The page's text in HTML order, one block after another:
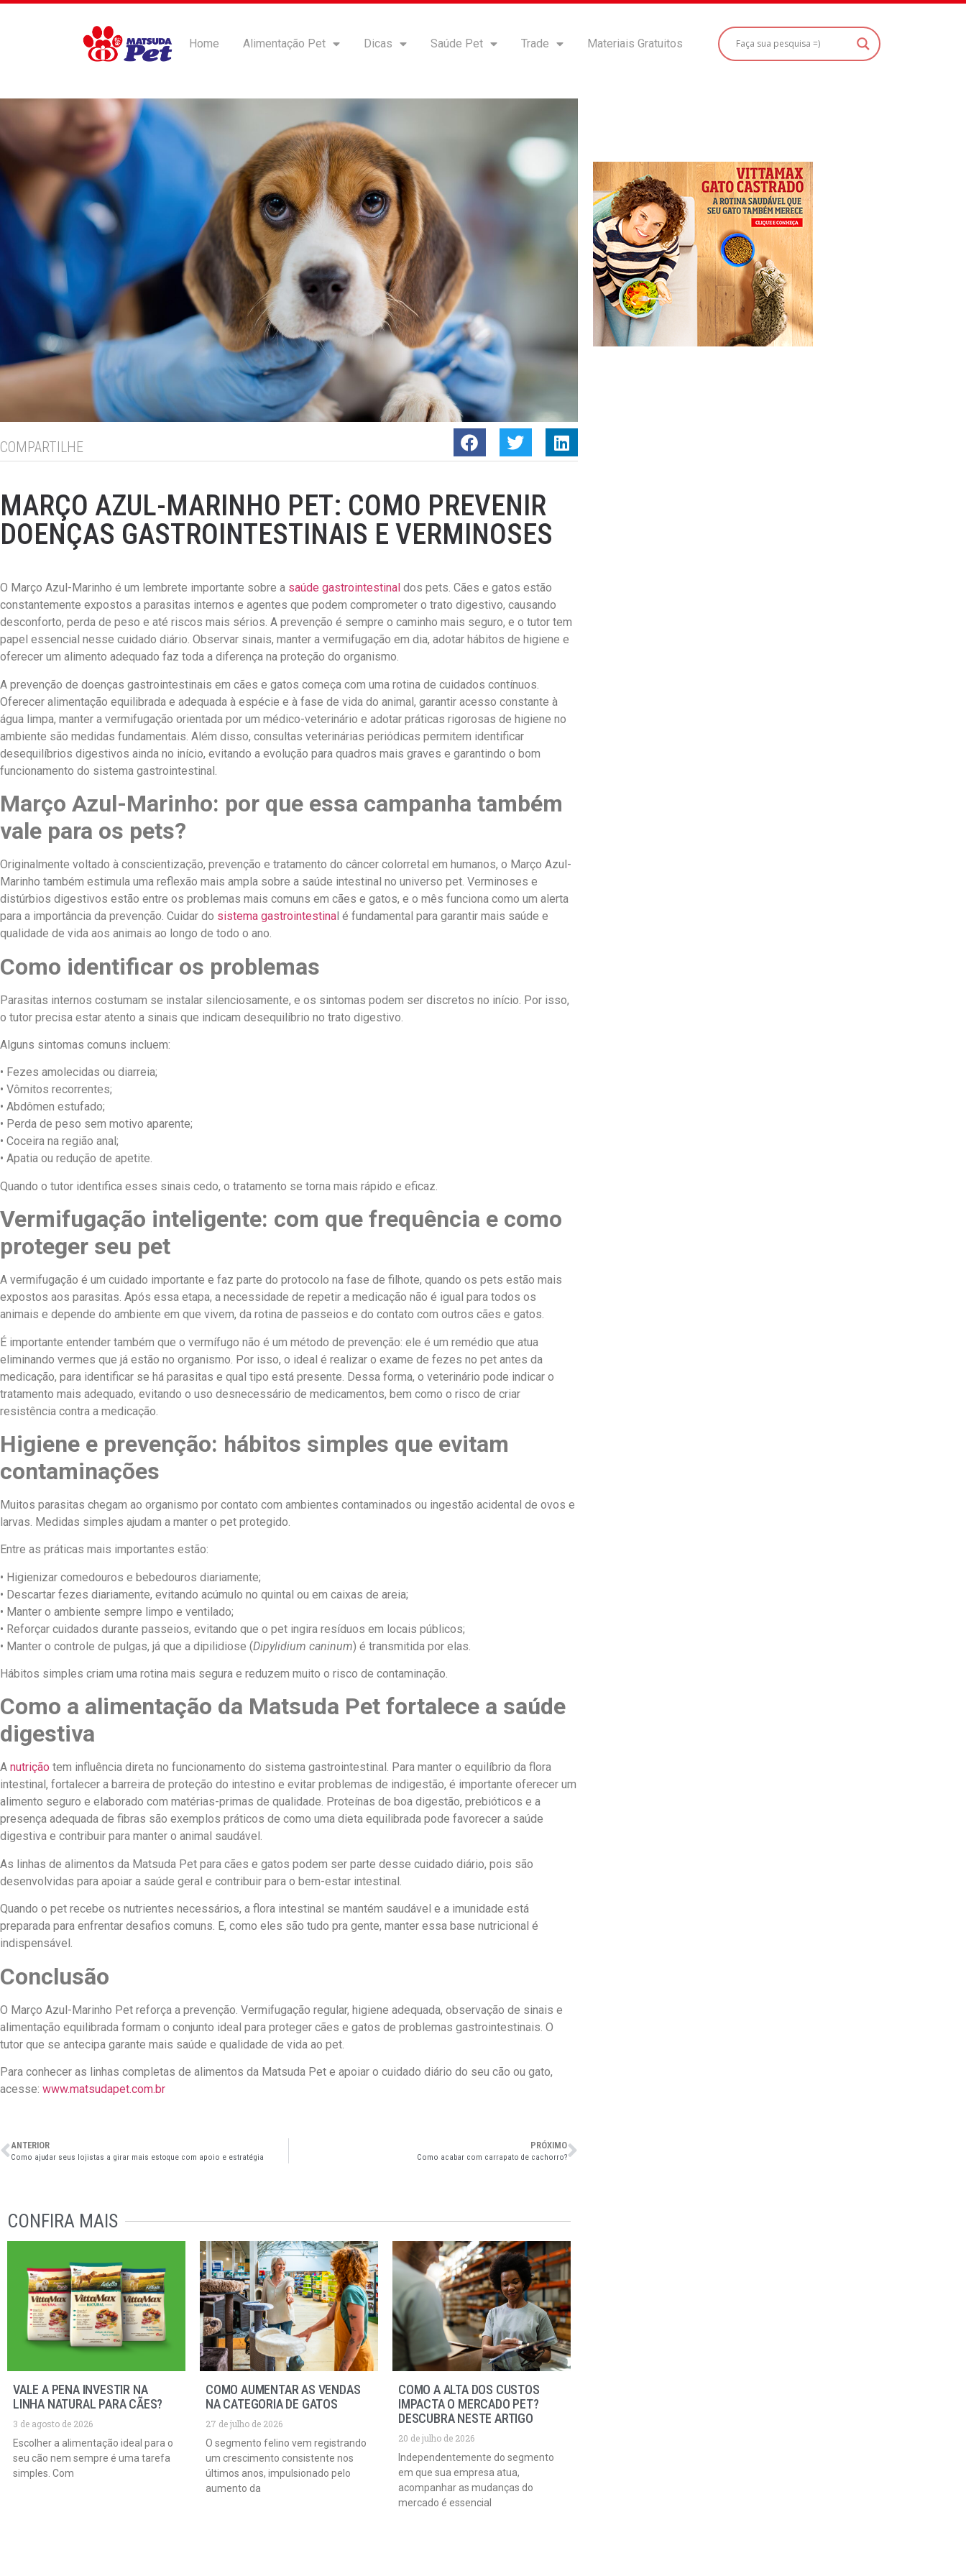
Home Alimentação Pet Dicas Saúde Pet Trade Materiais Gratuitos
COMPARTILHE
MARÇO AZUL-MARINHO PET: COMO PREVENIR
DOENÇAS GASTROINTESTINAIS E VERMINOSES
O Março Azul-Marinho é um lembrete importante sobre a saúde gastrointestinal dos pets. Cães e gatos estão
constantemente expostos a parasitas internos e agentes que podem comprometer o trato digestivo, causando
desconforto, perda de peso e até riscos mais sérios. A prevenção é sempre o caminho mais seguro, e o tutor tem
papel essencial nesse cuidado diário. Observar sinais, manter a vermifugação em dia, adotar hábitos de higiene e
oferecer um alimento adequado faz toda a diferença na proteção do organismo.
A prevenção de doenças gastrointestinais em cães e gatos começa com uma rotina de cuidados contínuos.
Oferecer alimentação equilibrada e adequada à espécie e à fase de vida do animal, garantir acesso constante à
água limpa, manter a vermifugação orientada por um médico-veterinário e adotar práticas rigorosas de higiene no
ambiente são medidas fundamentais. Além disso, consultas veterinárias periódicas permitem identificar
desequilíbrios digestivos ainda no início, evitando a evolução para quadros mais graves e garantindo o bom
funcionamento do sistema gastrointestinal.
Março Azul-Marinho: por que essa campanha também
vale para os pets?
Originalmente voltado à conscientização, prevenção e tratamento do câncer colorretal em humanos, o Março Azul-
Marinho também estimula uma reflexão mais ampla sobre a saúde intestinal no universo pet. Verminoses e
distúrbios digestivos estão entre os problemas mais comuns em cães e gatos, e o mês funciona como um alerta
para a importância da prevenção. Cuidar do sistema gastrointestina l é fundamental para garantir mais saúde e
qualidade de vida aos animais ao longo de todo o ano.
Como identificar os problemas
Parasitas internos costumam se instalar silenciosamente, e os sintomas podem ser discretos no início. Por isso,
o tutor precisa estar atento a sinais que indicam desequilíbrio no trato digestivo.
Alguns sintomas comuns incluem:
• Fezes amolecidas ou diarreia;
• Vômitos recorrentes;
• Abdômen estufado;
• Perda de peso sem motivo aparente;
• Coceira na região anal;
• Apatia ou redução de apetite.
Quando o tutor identifica esses sinais cedo, o tratamento se torna mais rápido e eficaz.
Vermifugação inteligente: com que frequência e como
proteger seu pet
A vermifugação é um cuidado importante e faz parte do protocolo na fase de filhote, quando os pets estão mais
expostos aos parasitas. Após essa etapa, a necessidade de repetir a medicação não é igual para todos os
animais e depende do ambiente em que vivem, da rotina de passeios e do contato com outros cães e gatos.
É importante entender também que o vermífugo não é um método de prevenção: ele é um remédio que atua
eliminando vermes que já estão no organismo. Por isso, o ideal é realizar o exame de fezes no pet antes da
medicação, para identificar se há parasitas e qual tipo está presente. Dessa forma, o veterinário pode indicar o
tratamento mais adequado, evitando o uso desnecessário de medicamentos, bem como o risco de criar
resistência contra a medicação.
Higiene e prevenção: hábitos simples que evitam
contaminações
Muitos parasitas chegam ao organismo por contato com ambientes contaminados ou ingestão acidental de ovos e
larvas. Medidas simples ajudam a manter o pet protegido.
Entre as práticas mais importantes estão:
• Higienizar comedouros e bebedouros diariamente;
• Descartar fezes diariamente, evitando acúmulo no quintal ou em caixas de areia;
• Manter o ambiente sempre limpo e ventilado;
• Reforçar cuidados durante passeios, evitando que o pet ingira resíduos em locais públicos;
• Manter o controle de pulgas, já que a dipilidiose (Dipylidium caninum) é transmitida por elas.
Hábitos simples criam uma rotina mais segura e reduzem muito o risco de contaminação.
Como a alimentação da Matsuda Pet fortalece a saúde
digestiva
A nutrição tem influência direta no funcionamento do sistema gastrointestinal. Para manter o equilíbrio da flora
intestinal, fortalecer a barreira de proteção do intestino e evitar problemas de indigestão, é importante oferecer um
alimento seguro e elaborado com matérias-primas de qualidade. Proteínas de boa digestão, prebióticos e a
presença adequada de fibras são exemplos práticos de como uma dieta equilibrada pode favorecer a saúde
digestiva e contribuir para manter o animal saudável.
As linhas de alimentos da Matsuda Pet para cães e gatos podem ser parte desse cuidado diário, pois são
desenvolvidas para apoiar a saúde geral e contribuir para o bem-estar intestinal.
Quando o pet recebe os nutrientes necessários, a flora intestinal se mantém saudável e a imunidade está
preparada para enfrentar desafios comuns. E, como eles são tudo pra gente, manter essa base nutricional é
indispensável.
Conclusão
O Março Azul-Marinho Pet reforça a prevenção. Vermifugação regular, higiene adequada, observação de sinais e
alimentação equilibrada formam o conjunto ideal para proteger cães e gatos de problemas gastrointestinais. O
tutor que se antecipa garante mais saúde e qualidade de vida ao pet.
Para conhecer as linhas completas de alimentos da Matsuda Pet e apoiar o cuidado diário do seu cão ou gato,
acesse: www.matsudapet.com.br
ANTERIOR
Como ajudar seus lojistas a girar mais estoque com apoio e estratégia
PRÓXIMO
Como acabar com carrapato de cachorro?
CONFIRA MAIS
VALE A PENA INVESTIR NA
LINHA NATURAL PARA CÃES?
3 de agosto de 2026
Escolher a alimentação ideal para o
seu cão nem sempre é uma tarefa
simples. Com
COMO AUMENTAR AS VENDAS
NA CATEGORIA DE GATOS
27 de julho de 2026
O segmento felino vem registrando
um crescimento consistente nos
últimos anos, impulsionado pelo
aumento da
COMO A ALTA DOS CUSTOS
IMPACTA O MERCADO PET?
DESCUBRA NESTE ARTIGO
20 de julho de 2026
Independentemente do segmento
em que sua empresa atua,
acompanhar as mudanças do
mercado é essencial